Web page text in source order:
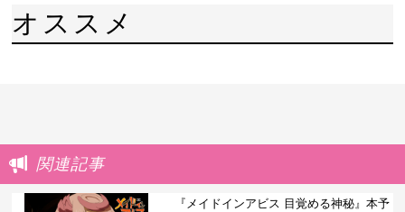
オススメ
関連記事
『メイドインアビス 目覚める神秘』本予